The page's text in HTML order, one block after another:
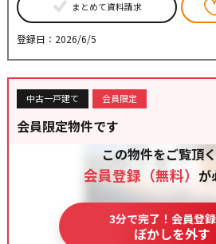
まとめて資料請求
登録日：2026/6/5
中古一戸建て 会員限定
会員限定物件です
この物件をご覧頂く
会員登録（無料） が
3分で完了！会員登
ぼかしを外す